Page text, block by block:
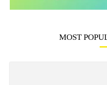
MOST